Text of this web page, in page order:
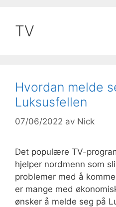
TV
Hvordan melde
Luksusfellen
07/06/2022 av Nick
Det populære TV-
hjelper nordmenn som
problemer med å
er mange med
ønsker å melde seg på